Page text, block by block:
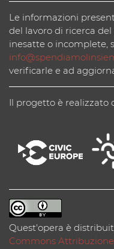
Le informazioni
del lavoro di ricerca
inesatte o incomplete,
verificarle e ad
Il progetto è realizzato
Quest'opera è
Commons